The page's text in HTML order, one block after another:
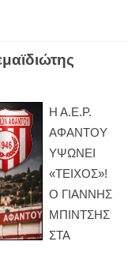
Η Α.Ε.Ρ.
ΑΦΑΝΤΟΥ
ΥΨΩΝΕΙ
«ΤΕΙΧΟΣ»!
Ο ΓΙΑΝΝΗΣ
ΜΠΙΝΤΣΗΣ
ΣΤΑ